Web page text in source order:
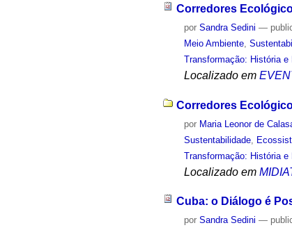
Corredores
porSandra Sedini —
Meio Ambiente ,
Transformação: História e
Localizado em
Corredores
por Maria Leonor de
Sustentabilidade
Transformação: História e
Localizado em
Cuba: o Diálogo é
porSandra Sedini —